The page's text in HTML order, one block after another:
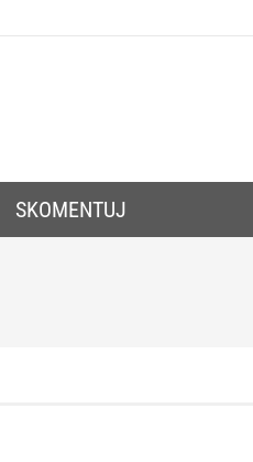
SKOMENTUJ